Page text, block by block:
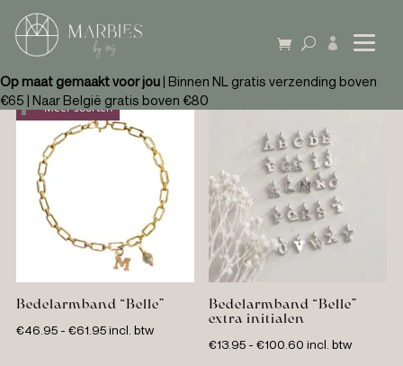

Op maat gemaakt voor jou| Binnen NL gratis verzending boven
€65 | Naar België gratis boven €80
Start/Edelmetaal/ Armbanden
Armbanden
Meer soorten
Bedelarmband “Belle”
€46.95 - €61.95Prijsklasse:
incl. btw
Bedelarmband “Belle”
extra initialen
€13.95 - €100.60 Prijsklasse:
incl. btw